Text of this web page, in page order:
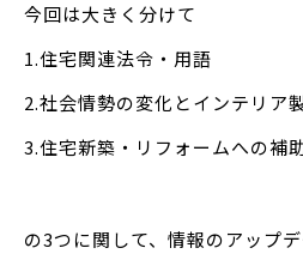
今回は大きく分けて
1.住宅関連法令・用語
2.社会情勢の変化とインテリア
3.住宅新築・リフォームへの補
の3つに関して、情報のアップ